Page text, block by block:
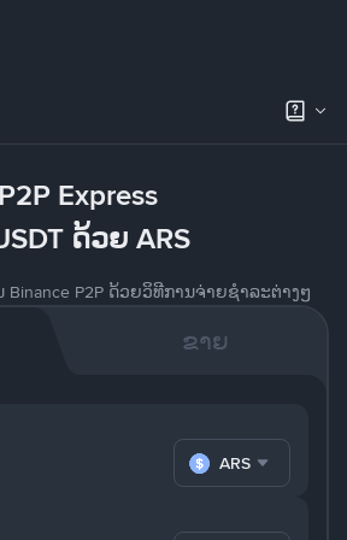
P2P Express
ດ້ວຍ ARS
Binance P2P ດ້ວຍວິທີການຈ່າຍຊຳລະຕ່າງໆ
ຂາຍ
ARS